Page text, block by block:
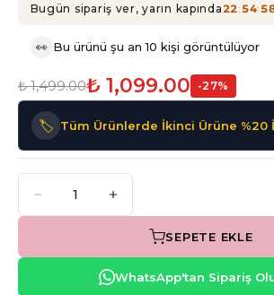
Bugün sipariş ver, yarın kapında22:54:
👀 Bu ürünü şu an 10 kişi görüntülüyor
₺ 1,499.00₺ 1,099.00 -27%
🏷️ Tüm Ürünlerde İkinci Ürüne %20
SEPETE EKLE
WhatsApp'tan Sipariş